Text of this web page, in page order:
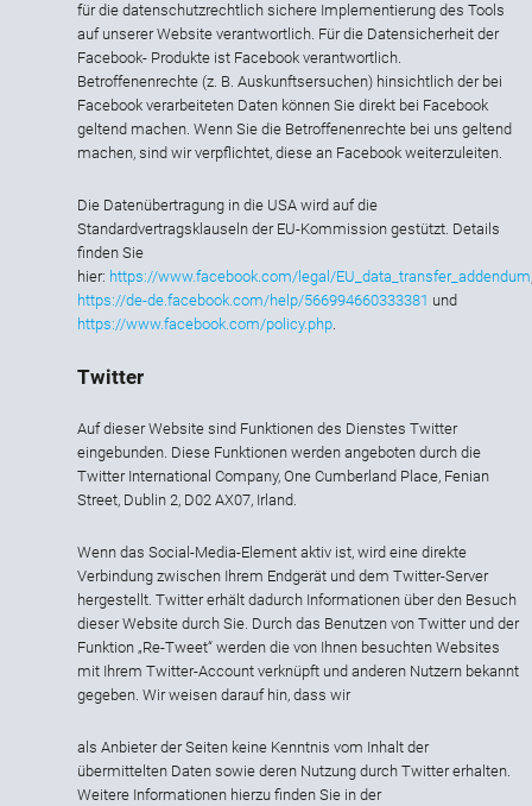
für die datenschutzrechtlich sichere Implementierung des Tools
auf unserer Website verantwortlich. Für die Datensicherheit der
Facebook- Produkte ist Facebook verantwortlich.
Betroffenenrechte (z. B. Auskunftsersuchen) hinsichtlich der bei
Facebook verarbeiteten Daten können Sie direkt bei Facebook
geltend machen. Wenn Sie die Betroffenenrechte bei uns geltend
machen, sind wir verpflichtet, diese an Facebook weiterzuleiten.
Die Datenübertragung in die USA wird auf die
Standardvertragsklauseln der EU-Kommission gestützt. Details
finden Sie
hier: https://www.facebook.com/legal/EU_data_transfer_addendum
https://de-de.facebook.com/help/566994660333381 und
https://www.facebook.com/policy.php.
Twitter
Auf dieser Website sind Funktionen des Dienstes Twitter
eingebunden. Diese Funktionen werden angeboten durch die
Twitter International Company, One Cumberland Place, Fenian
Street, Dublin 2, D02 AX07, Irland.
Wenn das Social-Media-Element aktiv ist, wird eine direkte
Verbindung zwischen Ihrem Endgerät und dem Twitter-Server
hergestellt. Twitter erhält dadurch Informationen über den Besuch
dieser Website durch Sie. Durch das Benutzen von Twitter und der
Funktion „Re-Tweet“ werden die von Ihnen besuchten Websites
mit Ihrem Twitter-Account verknüpft und anderen Nutzern bekannt
gegeben. Wir weisen darauf hin, dass wir
als Anbieter der Seiten keine Kenntnis vom Inhalt der
übermittelten Daten sowie deren Nutzung durch Twitter erhalten.
Weitere Informationen hierzu finden Sie in der